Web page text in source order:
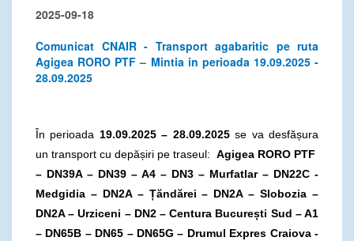
2025-09-18
Comunicat CNAIR - Transport agabaritic pe ruta
Agigea RORO PTF – Mintia in perioada 19.09.2025 -
28.09.2025
În perioada 19.09.2025 – 28.09.2025se va desfășura
un transport cu depășiri pe traseul: Agigea RORO PTF
– DN39A – DN39 – A4 – DN3 – Murfatlar – DN22C -
Medgidia – DN2A – Țăndărei – DN2A – Slobozia –
DN2A – Urziceni – DN2 – Centura București Sud – A1
– DN65B – DN65 – DN65G – Drumul Expres Craiova -